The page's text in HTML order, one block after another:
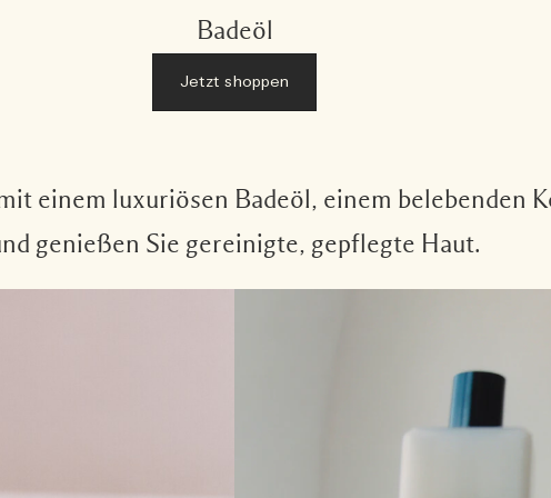
Badeöl
Jetzt shoppen
einem luxuriösen Badeöl, einem belebenden
genießen Sie gereinigte, gepflegte Haut.